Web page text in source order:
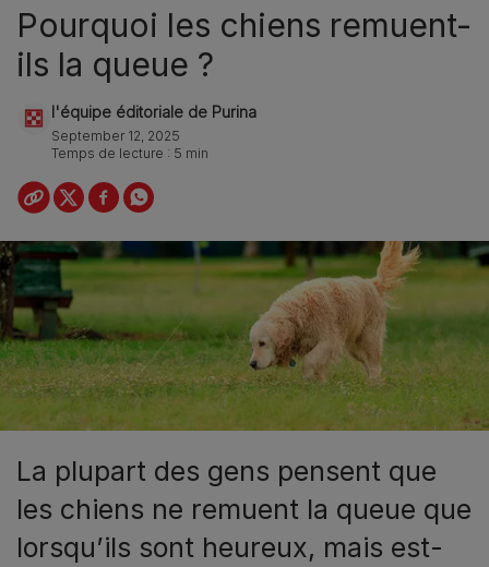
Pourquoi les chiens remuent-
ils la queue ?
l'équipe éditoriale de Purina
September 12, 2025
Temps de lecture : 5 min
La plupart des gens pensent que
les chiens ne remuent la queue que
lorsqu’ils sont heureux, mais est-